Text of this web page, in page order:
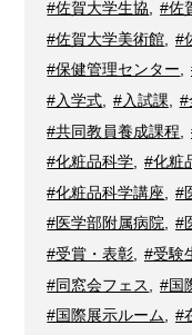
#佐賀大学生協, #佐
#佐賀大学美術館
#
#保健管理センター,
#入学式
#入試課 #
#共同教員養成課程
#化粧品科学, #化粧
#化粧品科学講座
#
#医学部附属病院, #
#受賞・表彰
#受験
#同窓会フェス
#国
#国際展示ルーム
#